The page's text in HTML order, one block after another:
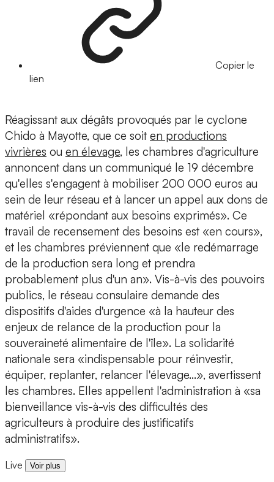
Copier le
lien
Réagissant aux dégâts provoqués par le cyclone
Chido à Mayotte, que ce soit en productions
vivrières ou en élevage, les chambres d'agriculture
annoncent dans un communiqué le 19 décembre
qu'elles s'engagent à mobiliser 200 000 euros au
sein de leur réseau et à lancer un appel aux dons de
matériel «répondant aux besoins exprimés». Ce
travail de recensement des besoins est «en cours»,
et les chambres préviennent que «le redémarrage
de la production sera long et prendra
probablement plus d'un an». Vis-à-vis des pouvoirs
publics, le réseau consulaire demande des
dispositifs d'aides d'urgence «à la hauteur des
enjeux de relance de la production pour la
souveraineté alimentaire de l'île». La solidarité
nationale sera «indispensable pour réinvestir,
équiper, replanter, relancer l'élevage...», avertissent
les chambres. Elles appellent l'administration à «sa
bienveillance vis-à-vis des difficultés des
agriculteurs à produire des justificatifs
administratifs».
Live Voir plus